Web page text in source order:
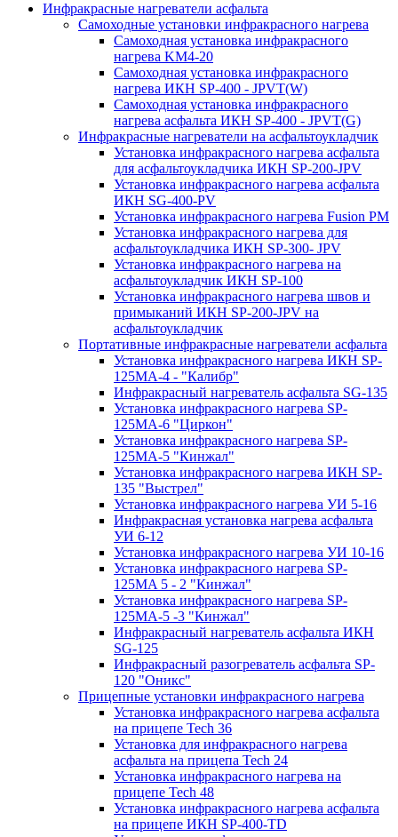
Инфракрасные нагреватели асфальта
Самоходные установки инфракрасного нагрева
Самоходная установка инфракрасного
нагрева KM4-20
Самоходная установка инфракрасного
нагрева ИКН SP-400 - JPVT(W)
Самоходная установка инфракрасного
нагрева асфальта ИКН SP-400 - JPVT(G)
Инфракрасные нагреватели на асфальтоукладчик
Установка инфракрасного нагрева асфальта
для асфальтоукладчика ИКН SP-200-JPV
Установка инфракрасного нагрева асфальта
ИКН SG-400-PV
Установка инфракрасного нагрева Fusion PM
Установка инфракрасного нагрева для
асфальтоукладчика ИКН SP-300- JPV
Установка инфракрасного нагрева на
асфальтоукладчик ИКН SP-100
Установка инфракрасного нагрева швов и
примыканий ИКН SP-200-JPV на
асфальтоукладчик
Портативные инфракрасные нагреватели асфальта
Установка инфракрасного нагрева ИКН SP-
125МA-4 - "Калибр"
Инфракрасный нагреватель асфальта SG-135
Установка инфракрасного нагрева SP-
125МA-6 "Циркон"
Установка инфракрасного нагрева SP-
125МA-5 "Кинжал"
Установка инфракрасного нагрева ИКН SP-
135 "Выстрел"
Установка инфракрасного нагрева УИ 5-16
Инфракрасная установка нагрева асфальта
УИ 6-12
Установка инфракрасного нагрева УИ 10-16
Установка инфракрасного нагрева SP-
125МA 5 - 2 "Кинжал"
Установка инфракрасного нагрева SP-
125МA-5 -3 "Кинжал"
Инфракрасный нагреватель асфальта ИКН
SG-125
Инфракрасный разогреватель асфальта SP-
120 "Оникс"
Прицепные установки инфракрасного нагрева
Установка инфракрасного нагрева асфальта
на прицепе Tech 36
Установка для инфракрасного нагрева
асфальта на прицепа Tech 24
Установка инфракрасного нагрева на
прицепе Tech 48
Установка инфракрасного нагрева асфальта
на прицепе ИКН SP-400-TD